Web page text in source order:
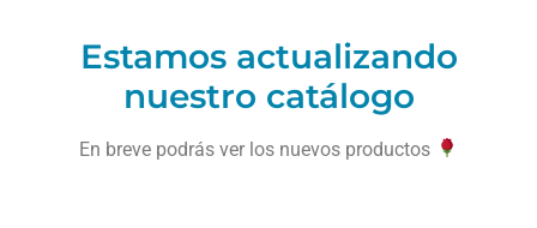
Estamos actualizando
nuestro catálogo
En breve podrás ver los nuevos productos